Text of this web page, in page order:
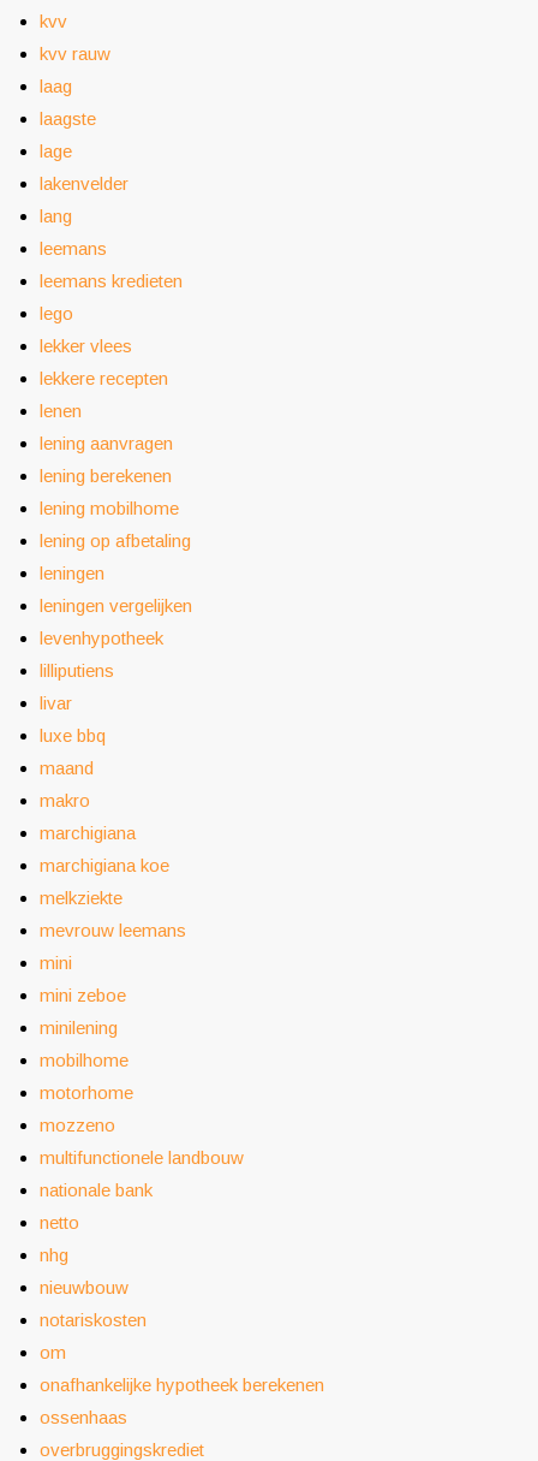
kvv
kvv rauw
laag
laagste
lage
lakenvelder
lang
leemans
leemans kredieten
lego
lekker vlees
lekkere recepten
lenen
lening aanvragen
lening berekenen
lening mobilhome
lening op afbetaling
leningen
leningen vergelijken
levenhypotheek
lilliputiens
livar
luxe bbq
maand
makro
marchigiana
marchigiana koe
melkziekte
mevrouw leemans
mini
mini zeboe
minilening
mobilhome
motorhome
mozzeno
multifunctionele landbouw
nationale bank
netto
nhg
nieuwbouw
notariskosten
om
onafhankelijke hypotheek berekenen
ossenhaas
overbruggingskrediet